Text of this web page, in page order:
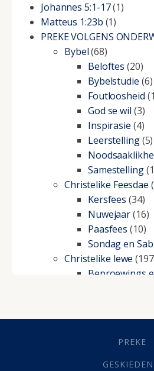
Johannes 5:1-17(1)
Matteus 1:23b (1)
PREKE VOLGENS
Bybel(68)
Beloftes (20)
Bybelstudie (6)
Foutloosheid
God se wil (3)
Inspirasie (4)
Leerstelling(5)
Samestelling
Christelike Feesdae
Kersfees (34)
Nuwejaar(16)
Paasfees (10)
Sondag en
Christelike lewe
Beproewings
Geestelike
(21)
Grys Areas(4)
PREKE